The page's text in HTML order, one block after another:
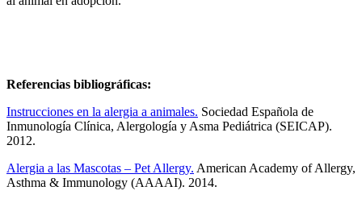
Referencias bibliográficas:
Instrucciones en la alergia a animales. Sociedad Española de
Inmunología Clínica, Alergología y Asma Pediátrica (SEICAP).
2012.
Alergia a las Mascotas – Pet Allergy. American Academy of Allergy,
Asthma & Immunology (AAAAI). 2014.